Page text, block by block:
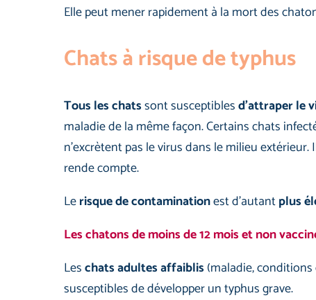
Elle peut mener rapidement à la mort des
Chats à risque de typhus
Tous les chatssont susceptiblesd’attraper le
maladie de la même façon. Certains chats
n’excrètent pas le virus dans le milieu
rende compte.
Lerisque de contaminationest d’autantplus
Les chatons de moins de 12 mois et non
Leschats adultes affaiblis(maladie,
susceptibles de développer un typhus grave.